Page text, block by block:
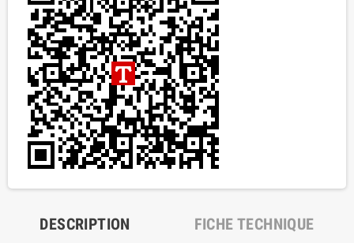
DESCRIPTION FICHE TECHNIQUE